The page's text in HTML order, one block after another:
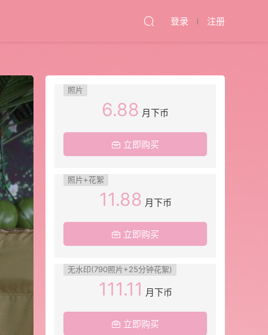
登录 注册
照片
6.88 月下币
立即购买
照片+花絮
11.88 月下币
立即购买
无水印(790照片+25分钟花絮)
111.11 月下币
立即购买